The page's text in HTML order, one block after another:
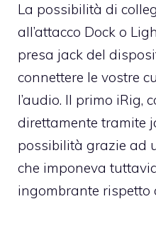
La possibilità di
all’attacco Dock o
presa jack del
connettere le vostre
l’audio. Il primo iRig,
direttamente tramite
possibilità grazie ad
che imponeva
ingombrante rispetto